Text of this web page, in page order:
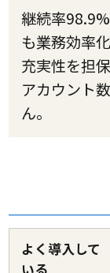
継続率
も業務効率
充実性を担
アカウント
ん。
よく導入して
いる